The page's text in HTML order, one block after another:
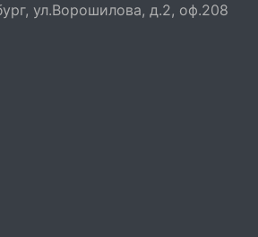
ул.Ворошилова, д.2, оф.208